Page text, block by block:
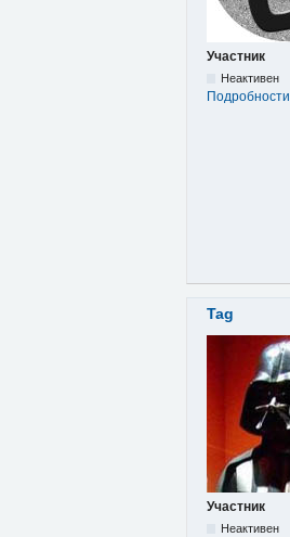
Участник
Неактивен
Подробности
Tag
Участник
Неактивен